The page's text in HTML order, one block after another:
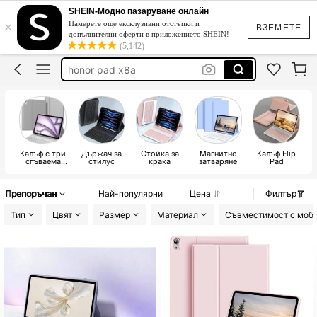
ВЗЕМЕТЕ
×
SHEIN-Модно пазаруване онлайн
Намерете още ексклузивни отстъпки и
допълнителни оферти в приложението SHEIN!
(5,142)
ipad case
клавиатура за ipad a16
honor pad x8a
клавиатура за таблет
ipad case
Калъф с три
сгъваема
Държач за
стилус
Стойка за
крака
Магнитно
затваряне
Калъф Flip
Pad
Препоръчан Най-популярни Цена
Филтър
Тип
Цвят Размер Материал Съвместимост с